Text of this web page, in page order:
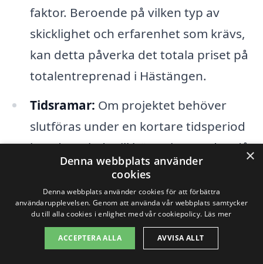
faktor. Beroende på vilken typ av
skicklighet och erfarenhet som krävs,
kan detta påverka det totala priset på
totalentreprenad i Hästängen.
Tidsramar: Om projektet behöver
slutföras under en kortare tidsperiod
kan detta leda till högre kostnader, då
entreprenörerna måste prioritera
resurser för att möta tidsfristen.
Markförhållanden:Geografiska och
markmässiga förhållanden i
×
Denna webbplats använder
cookies
Denna webbplats använder cookies för att förbättra
användarupplevelsen. Genom att använda vår webbplats samtycker
du till alla cookies i enlighet med vår cookiepolicy. Läs mer
ACCEPTERA ALLA AVVISA ALLT